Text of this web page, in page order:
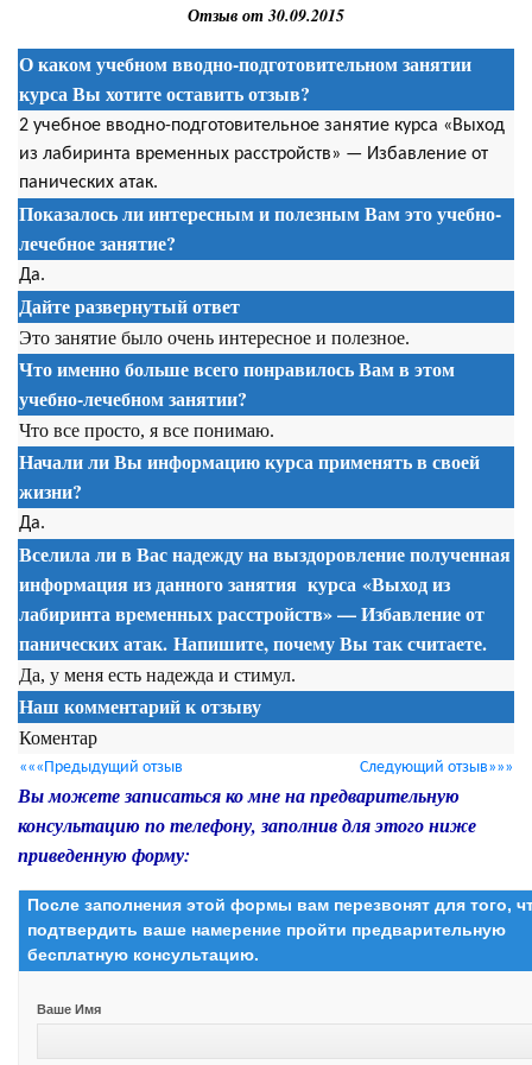
Отзыв от 30.09.2015
О каком учебном вводно-подготовительном занятии
курса Вы хотите оставить отзыв?
2 учебное вводно-подготовительное занятие курса «Выход
из лабиринта временных расстройств» — Избавление от
панических атак.
Показалось ли интересным и полезным Вам это учебно-
лечебное занятие?
Да.
Дайте развернутый ответ
Это занятие было очень интересное и полезное.
Что именно больше всего понравилось Вам в этом
учебно-лечебном занятии?
Что все просто, я все понимаю.
Начали ли Вы информацию курса применять в своей
жизни?
Да.
Вселила ли в Вас надежду на выздоровление полученная
информация из данного занятия курса «Выход из
лабиринта временных расстройств» — Избавление от
панических атак. Напишите, почему Вы так считаете.
Да, у меня есть надежда и стимул.
Наш комментарий к отзыву
Коментар
«««Предыдущий отзыв Следующий отзыв»»»
Вы можете записаться ко мне на предварительную
консультацию по телефону, заполнив для этого ниже
приведенную форму:
После заполнения этой формы вам перезвонят для того,
подтвердить ваше намерение пройти предварительную
бесплатную консультацию.
Ваше Имя